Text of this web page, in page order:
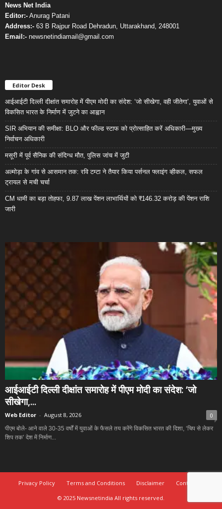
News Net India
Editor:- Anurag Patani
Address:- 63 B Rajpur Road Dehradun, Uttarakhand, 248001
Email:- newsnetindiamail@gmail.com
Editor Desk
आईआईटी दिल्ली दीक्षांत समारोह में पीएम मोदी का संदेश: ‘जो सीखेगा, वही जीतेगा’, युवाओं से
विकसित भारत के निर्माण में जुटने का आह्वान
SIR अभियान की समीक्षा: BLO और फील्ड स्टाफ को प्रोत्साहित करें अधिकारी—मुख्य
निर्वाचन अधिकारी
मसूरी में पूर्व सैनिक की संदिग्ध मौत, पुलिस जांच में जुटी
अल्मोड़ा के गांव से आसमान तक: रवि टम्टा ने तैयार किया पर्सनल फ्लाइंग व्हीकल, सफल
ट्रायल से मची चर्चा
CM धामी का बड़ा तोहफा, 9.87 लाख पेंशन लाभार्थियों को ₹146.32 करोड़ की पेंशन राशि
जारी
आईआईटी दिल्ली दीक्षांत समारोह में पीएम मोदी का संदेश: ‘जो
सीखेगा,...
Web Editor - August 8, 2026 0
पीएम बोले- आने वाले 30-35 वर्षों में युवाओं के फैसले तय करेंगे विकसित भारत की दिशा, ‘चिप से लेकर
शिप तक’ देश में निर्माण...
Privacy Policy Terms and Conditions Disclaimer
Contact Us
© 2025 Newsnetindia All rights reserved.